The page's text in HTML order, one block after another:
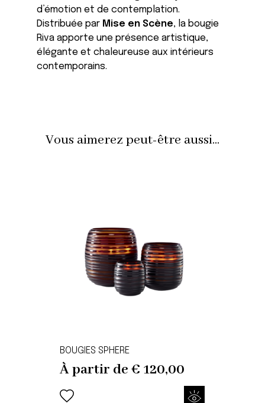
d’émotion et de contemplation.
Distribuée par Mise en Scène, la bougie
Riva apporte une présence artistique,
élégante et chaleureuse aux intérieurs
contemporains.
Vous aimerez peut-être aussi...
BOUGIES SPHERE
À partir de€ 120,00